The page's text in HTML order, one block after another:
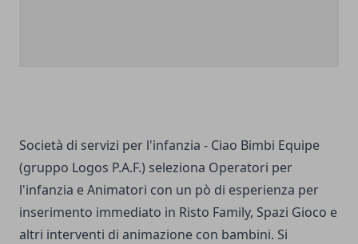
Società di servizi per l'infanzia - Ciao Bimbi Equipe
(gruppo Logos P.A.F.) seleziona Operatori per
l'infanzia e Animatori con un pò di esperienza per
inserimento immediato in Risto Family, Spazi Gioco e
altri interventi di animazione con bambini. Si